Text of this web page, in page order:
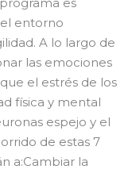
entorno
A lo largo de
las emociones
el estrés de los
física y mental
espejo y el
de estas 7
a:Cambiar la